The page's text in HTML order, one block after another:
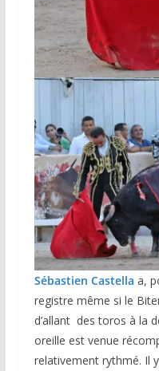
Sébastien Castella a,
registre même si le
d’allant des toros à la
oreille est venue
relativement rythmé. Il